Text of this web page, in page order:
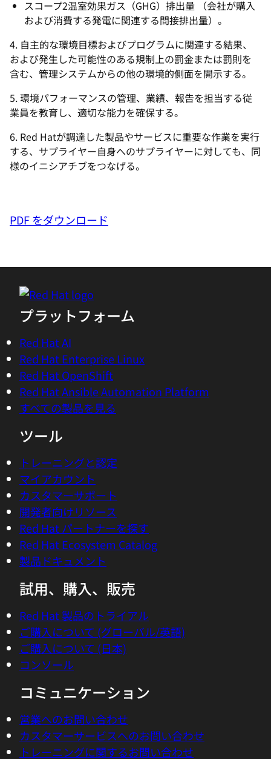
スコープ2温室効果ガス（GHG）排出量 （会社が購入
および消費する発電に関連する間接排出量）。
4. 自主的な環境目標およびプログラムに関連する結果、
および発生した可能性のある規制上の罰金または罰則を
含む、管理システムからの他の環境的側面を開示する。
5. 環境パフォーマンスの管理、業績、報告を担当する従
業員を教育し、適切な能力を確保する。
6. Red Hatが調達した製品やサービスに重要な作業を実行
する、サプライヤー自身へのサプライヤーに対しても、同
様のイニシアチブをつなげる。
PDF をダウンロード
プラットフォーム
Red Hat AI
Red Hat Enterprise Linux
Red Hat OpenShift
Red Hat Ansible Automation Platform
すべての製品を見る
ツール
トレーニングと認定
マイアカウント
カスタマーサポート
開発者向けリソース
Red Hat パートナーを探す
Red Hat Ecosystem Catalog
製品ドキュメント
試用、購入、販売
Red Hat 製品のトライアル
ご購入について (グローバル/英語)
ご購入について (日本)
コンソール
コミュニケーション
営業へのお問い合わせ
カスタマーサービスへのお問い合わせ
トレーニングに関するお問い合わせ